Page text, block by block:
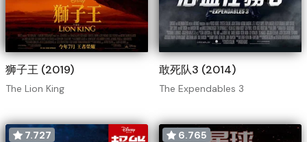
狮子王 (2019)
The Lion King
敢死队3 (2014)
The Expendables 3
7.727
6.765